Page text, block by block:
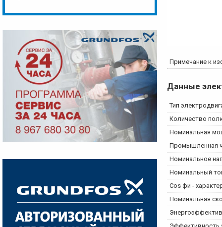
Примечание к
Данные
Тип
Количество
Номинальная
Промышленная
Номинальное
Номинальный
Cos фи -
Номинальная